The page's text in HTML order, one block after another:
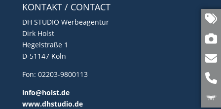
KONTAKT / CONTACT
DH STUDIO Werbeagentur
Dirk Holst
Hegelstraße 1
D-51147 Köln
Fon: 02203-9800113
info@holst.de
www.dhstudio.de